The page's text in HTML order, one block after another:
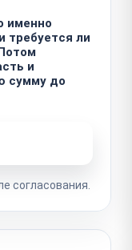
именно
требуется ли
и
сумму до
согласования.